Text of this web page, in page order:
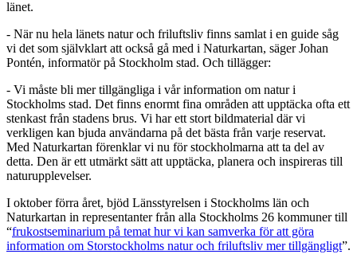
länet.
- När nu hela länets natur och friluftsliv finns samlat i en guide såg
vi det som självklart att också gå med i Naturkartan, säger Johan
Pontén, informatör på Stockholm stad. Och tillägger:
- Vi måste bli mer tillgängliga i vår information om natur i
Stockholms stad. Det finns enormt fina områden att upptäcka ofta ett
stenkast från stadens brus. Vi har ett stort bildmaterial där vi
verkligen kan bjuda användarna på det bästa från varje reservat.
Med Naturkartan förenklar vi nu för stockholmarna att ta del av
detta. Den är ett utmärkt sätt att upptäcka, planera och inspireras till
naturupplevelser.
I oktober förra året, bjöd Länsstyrelsen i Stockholms län och
Naturkartan in representanter från alla Stockholms 26 kommuner till
“frukostseminarium på temat hur vi kan samverka för att göra
information om Storstockholms natur och friluftsliv mer tillgängligt”.